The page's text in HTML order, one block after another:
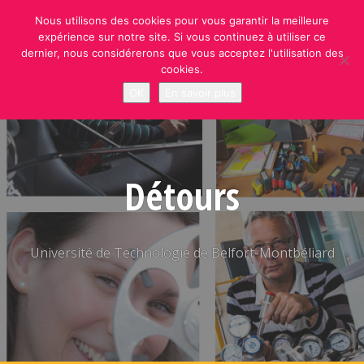
content
Détours
Université de Technologie de Belfort-Montbéliard
Nous utilisons des cookies pour vous garantir la meilleure
expérience sur notre site. Si vous continuez à utiliser ce
dernier, nous considérerons que vous acceptez l'utilisation des
cookies.